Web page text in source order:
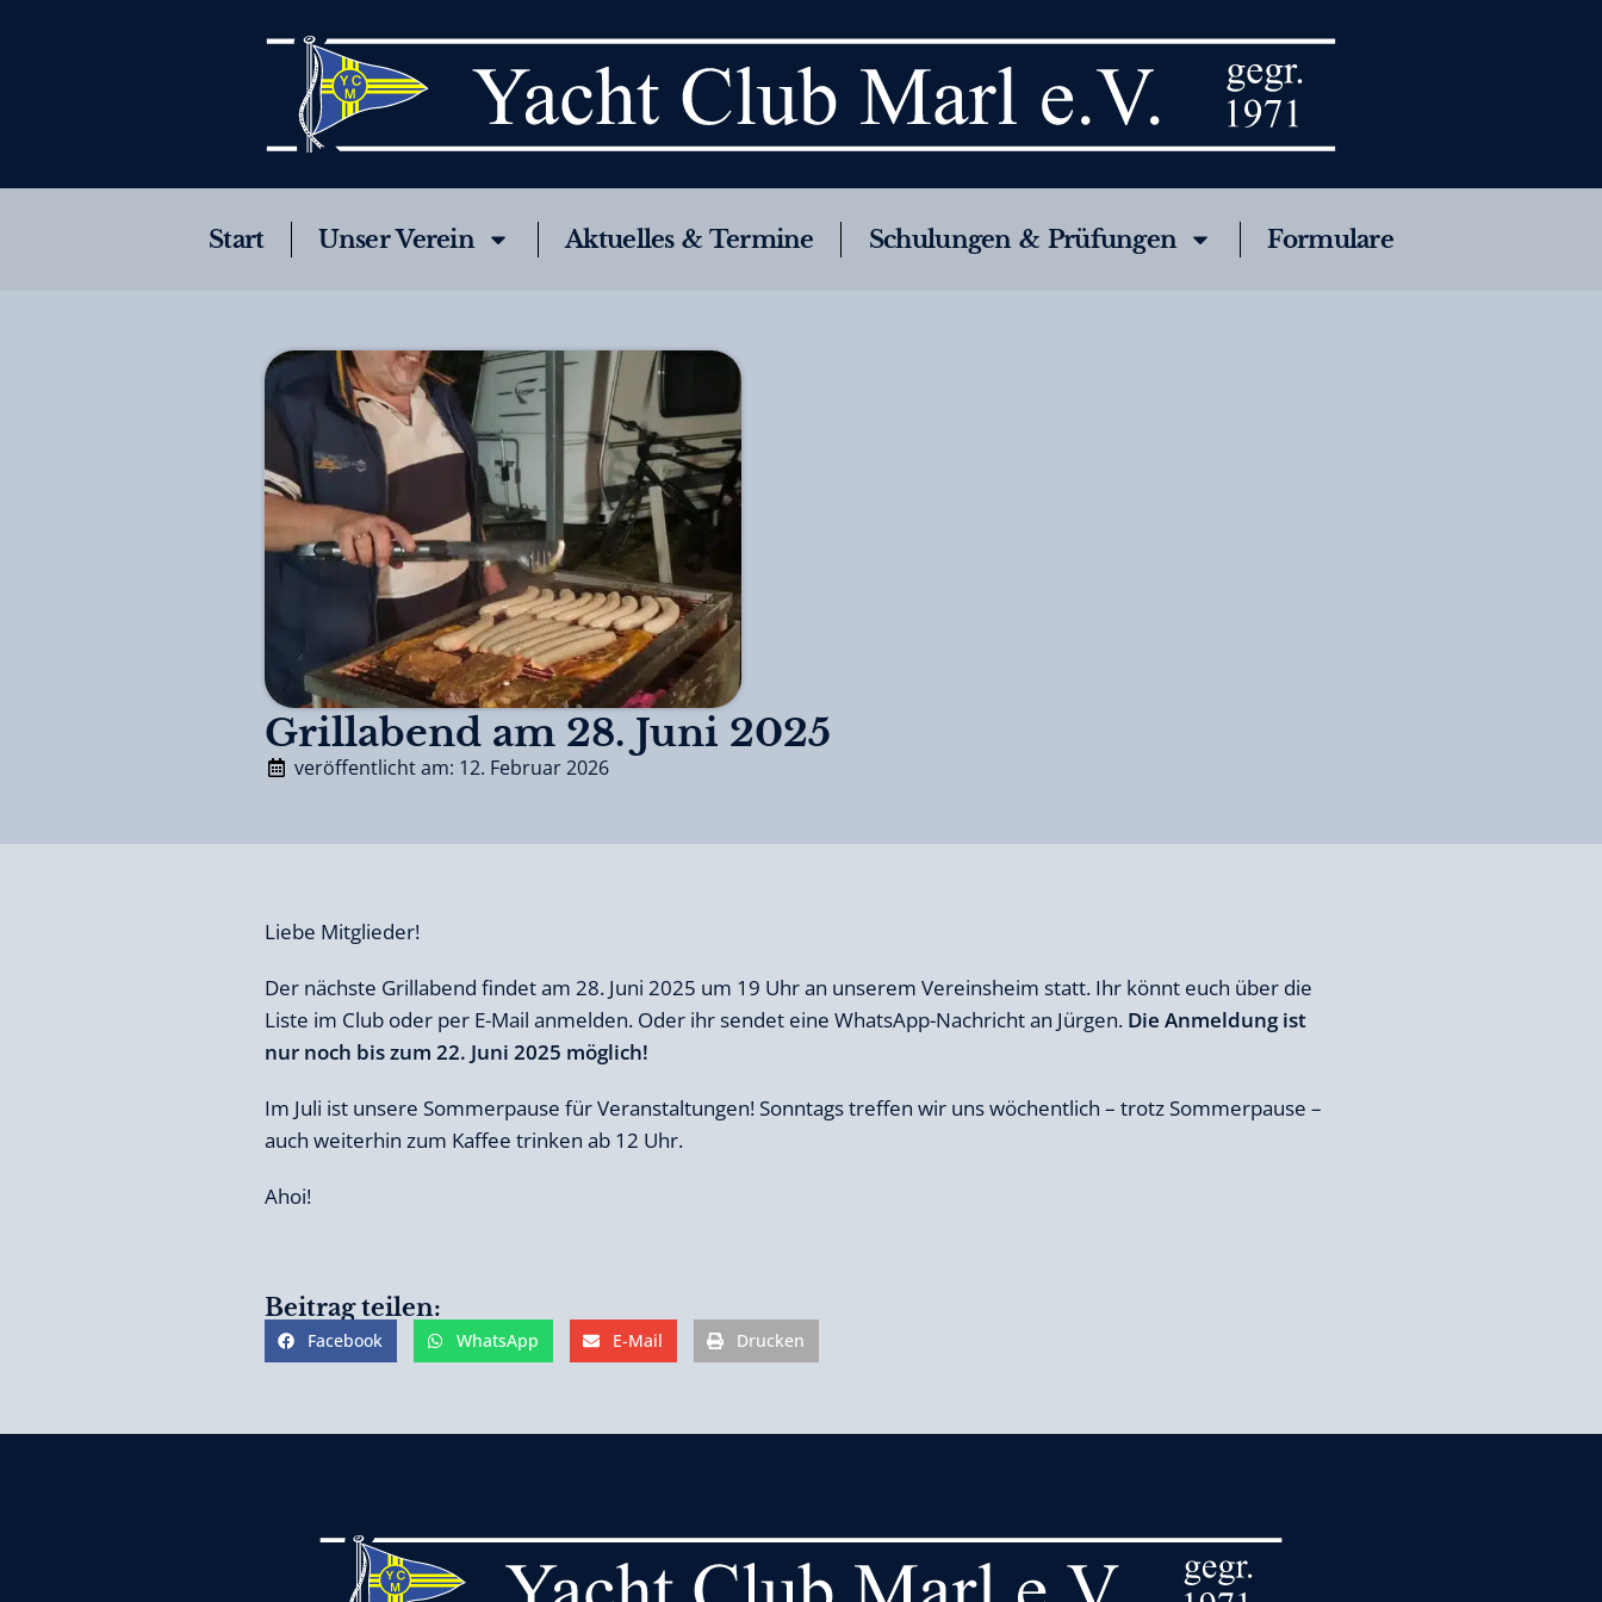
Start Unser Verein Aktuelles & Termine Schulungen & Prüfungen Formulare
Grillabend am 28. Juni 2025
veröffentlicht am: 12. Februar 2026
Liebe Mitglieder!
Der nächste Grillabend findet am 28. Juni 2025 um 19 Uhr an unserem Vereinsheim statt. Ihr könnt euch über die
Liste im Club oder per E-Mail anmelden. Oder ihr sendet eine WhatsApp-Nachricht an Jürgen. Die Anmeldung ist
nur noch bis zum 22. Juni 2025 möglich!
Im Juli ist unsere Sommerpause für Veranstaltungen! Sonntags treffen wir uns wöchentlich – trotz Sommerpause –
auch weiterhin zum Kaffee trinken ab 12 Uhr.
Ahoi!
Beitrag teilen:
Facebook WhatsApp E-Mail Drucken